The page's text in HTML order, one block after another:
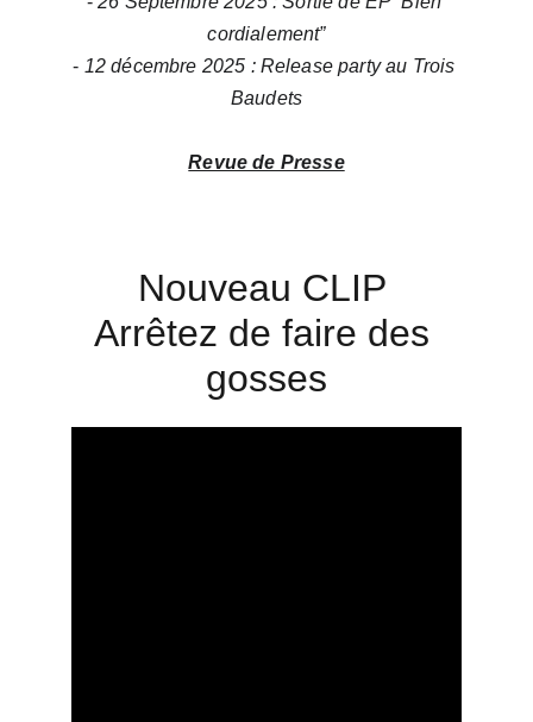
cordialement”
- 12 décembre 2025 : Release party au Trois
Baudets
Revue de Presse
Nouveau CLIP
Arrêtez de faire des
gosses